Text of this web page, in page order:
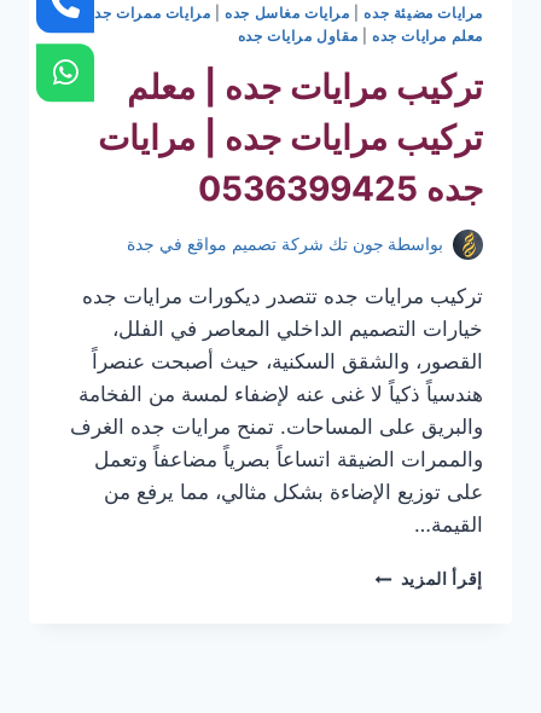
مرايات مضيئة جده| مرايات مغاسل جده| مرايات ممرات جده
|
معلم مرايات جده| مقاول مرايات جده
تركيب مرايات جده | معلم
تركيب مرايات جده | مرايات
جده 0536399425
بواسطة جون تك شركة تصميم مواقع في جدة
تركيب مرايات جده تتصدر ديكورات مرايات جده
خيارات التصميم الداخلي المعاصر في الفلل،
القصور، والشقق السكنية، حيث أصبحت عنصراً
هندسياً ذكياً لا غنى عنه لإضفاء لمسة من الفخامة
والبريق على المساحات. تمنح مرايات جده الغرف
والممرات الضيقة اتساعاً بصرياً مضاعفاً وتعمل
على توزيع الإضاءة بشكل مثالي، مما يرفع من
القيمة…
إقرأ المزيد تركيب